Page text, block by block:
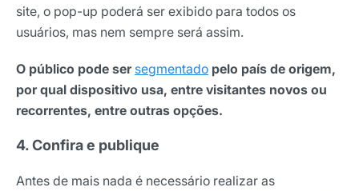
site, o pop-up poderá ser exibido para todos os
usuários, mas nem sempre será assim.
O público pode ser segmentado pelo país de origem,
por qual dispositivo usa, entre visitantes novos ou
recorrentes, entre outras opções.
4. Confira e publique
Antes de mais nada é necessário realizar as